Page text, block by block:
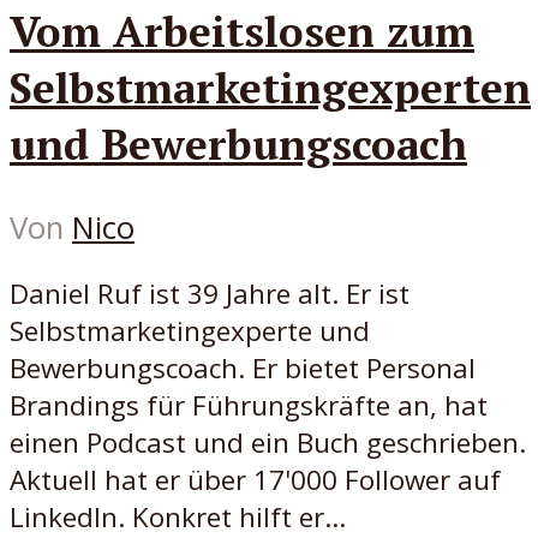
Vom Arbeitslosen zum
Selbstmarketingexperten
und Bewerbungscoach
Von Nico
Daniel Ruf ist 39 Jahre alt. Er ist
Selbstmarketingexperte und
Bewerbungscoach. Er bietet Personal
Brandings für Führungskräfte an, hat
einen Podcast und ein Buch geschrieben.
Aktuell hat er über 17'000 Follower auf
LinkedIn. Konkret hilft er...